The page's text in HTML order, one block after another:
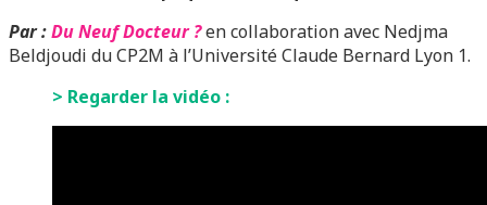
Par :Du Neuf Docteur ?en collaboration avec Nedjma
Beldjoudi du CP2M à l’Université Claude Bernard Lyon 1.
> Regarder la vidéo :